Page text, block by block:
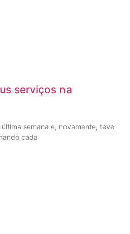
serviços na
semana e, novamente, teve
cada